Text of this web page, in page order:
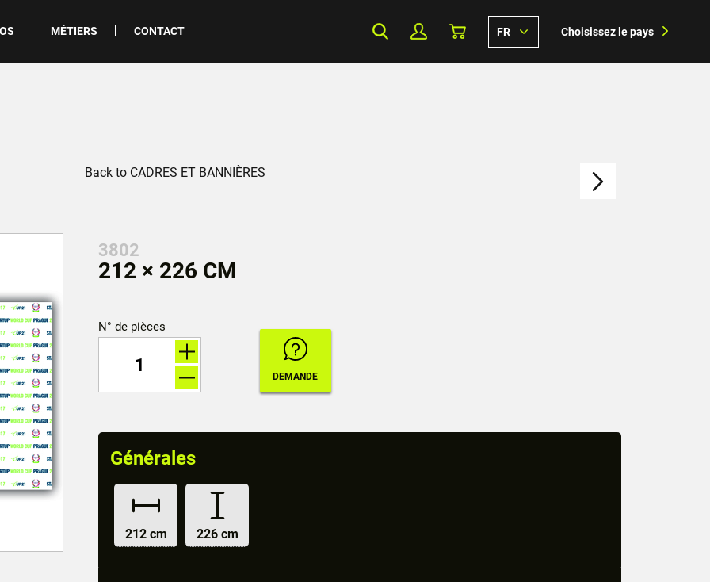
MÉTIERS CONTACT FR Choisissez le pays
Back to CADRES ET BANNIÈRES
3802
212 × 226 CM
N° de pièces
Générales
212 cm 226 cm